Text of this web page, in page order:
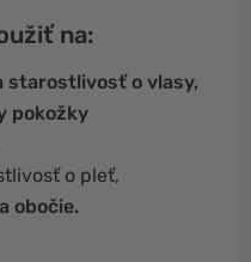
na:
starostlivosť o vlasy,
pokožky
o pleť,
obočie.